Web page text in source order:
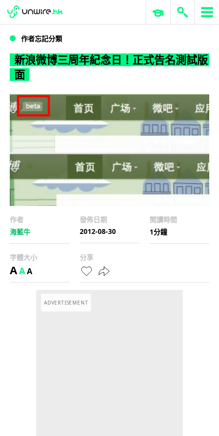
新浪微博三周年紀念日！正式告名測試版面
WWDC 2026 ERP 與商業 AI
作者忘記分類
新浪微博三周年紀念日！正式告名測試版
面
作者
海藍牛
發佈日期
2012-08-30
閱讀時間
1分鐘
字體大小
AAA
分享
ADVERTISEMENT